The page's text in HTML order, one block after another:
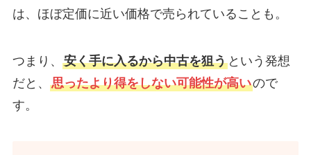
は、ほぼ定価に近い価格で売られていることも。
つまり、 安く手に入るから中古を狙うという発想
だと、 思ったより得をしない可能性が高いので
す。